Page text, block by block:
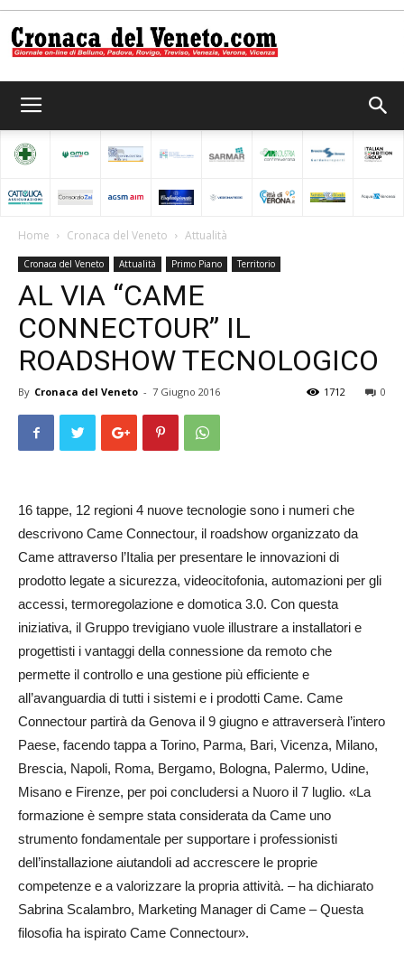
del
Veneto
Home Cronaca del Veneto Attualità
Cronaca del Veneto Attualità Primo Piano Territorio
AL VIA “CAME
CONNECTOUR” IL
ROADSHOW TECNOLOGICO
By Cronaca del Veneto - 7 Giugno 2016 0
1712
16 tappe, 12 regioni 4 nuove tecnologie sono i numeri che
descrivono Came Connectour, il roadshow organizzato da
Came attraverso l’Italia per presentare le innovazioni di
prodotto legate a sicurezza, videocitofonia, automazioni per gli
accessi, termoregolazione e domotica 3.0. Con questa
iniziativa, il Gruppo trevigiano vuole illustrare a installatori e
progettisti i vantaggi della connessione da remoto che
permette il controllo e una gestione più efficiente e
all’avanguardia di tutti i sistemi e i prodotti Came. Came
Connectour partirà da Genova il 9 giugno e attraverserà l’intero
Pa­ese, facendo tappa a Torino, Par­ma, Bari, Vicenza, Milano,
Bre­scia, Napoli, Roma, Bergamo, Bo­lo­gna, Palermo, Udine,
Mi­sano e Firenze, per poi concludersi a Nuoro il 7 luglio. «La
formazione è sempre stata considerata da Came uno
strumento fondamentale per supportare i professionisti
dell’installazione aiutandoli ad accrescere le proprie
competenze e a valorizzare la propria attività.­ – ha dichiarato
Sabrina Scalambro, Marketing Manager di Came – Questa
filosofia ha ispirato Came Connec­tour».